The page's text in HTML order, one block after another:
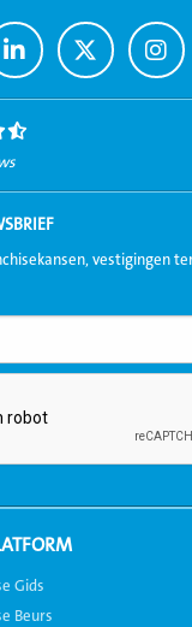
Ga
naar
LinkedIn
Ga
naar
Twitter
Ga
naar
vestigingen
Gids
Beurs